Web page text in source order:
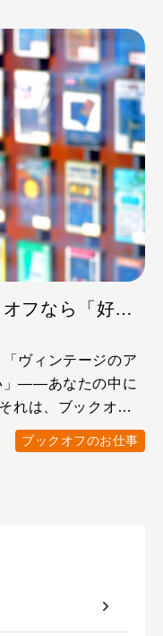
トレカ、アパレル…ブックオフなら「好き」を仕事にできる！
ヴィンテージのア
」——あなたの中に
れは、ブックオフ
ブックオフのお仕事